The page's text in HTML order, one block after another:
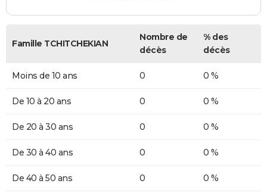
Famille TCHITCHEKIAN
Nombre de
décès
% des
décès
Moins de 10 ans 0 0 %
De 10 à 20 ans 0 0 %
De 20 à 30 ans 0 0 %
De 30 à 40 ans 0 0 %
De 40 à 50 ans 0 0 %